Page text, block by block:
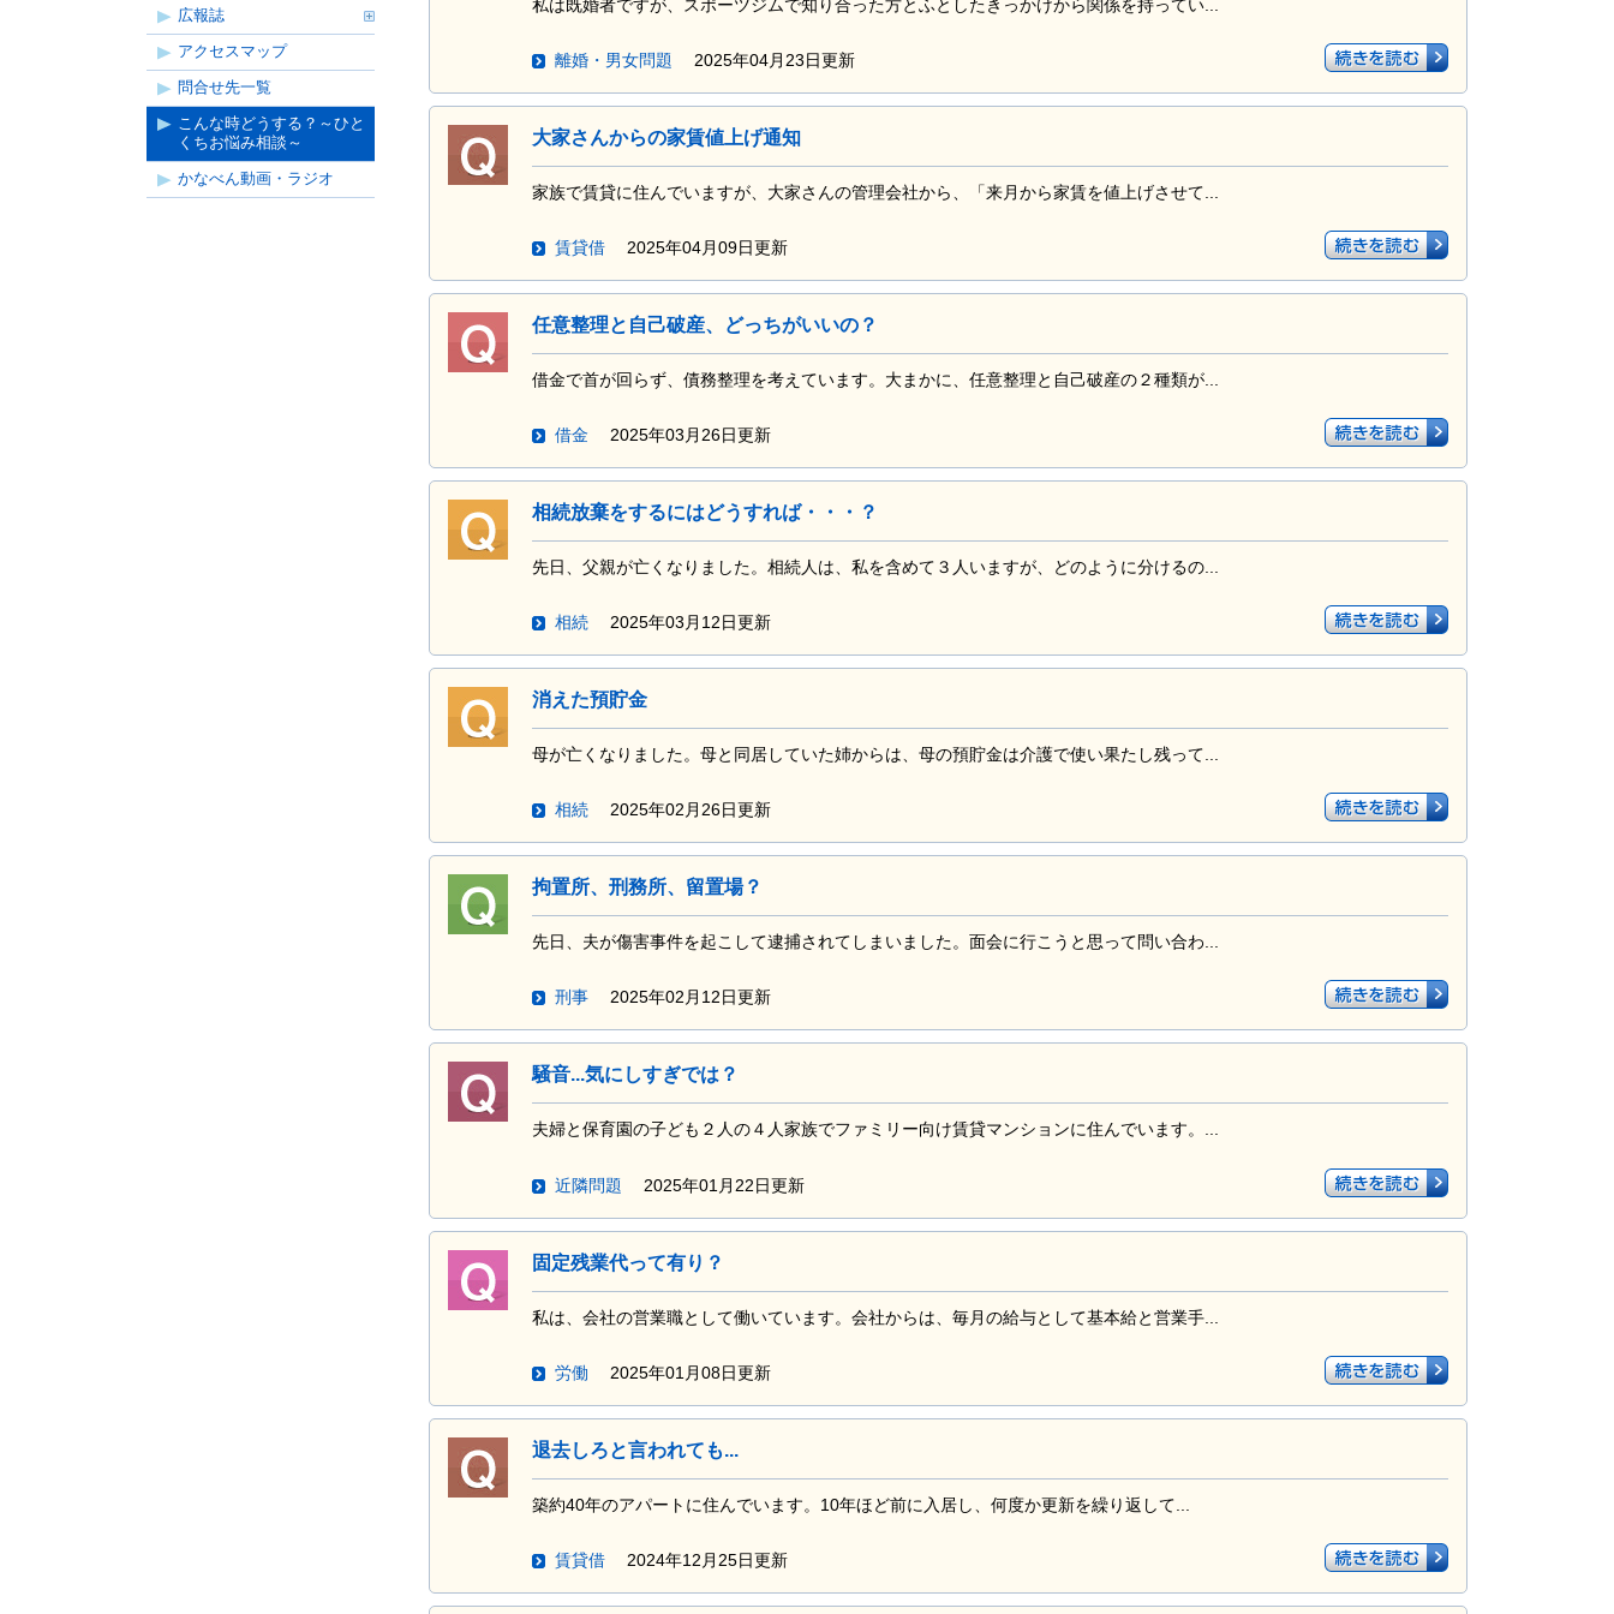
広報誌
アクセスマップ
問合せ先一覧
こんな時どうする？～ひと
くちお悩み相談～
かなべん動画・ラジオ
私は既婚者ですが、スポーツジムで知り合った方とふとしたきっかけから関係を持ってい...
離婚・男女問題 2025年04月23日更新
大家さんからの家賃値上げ通知
家族で賃貸に住んでいますが、大家さんの管理会社から、「来月から家賃を値上げさせて...
賃貸借 2025年04月09日更新
任意整理と自己破産、どっちがいいの？
借金で首が回らず、債務整理を考えています。大まかに、任意整理と自己破産の２種類が...
借金 2025年03月26日更新
相続放棄をするにはどうすれば・・・？
先日、父親が亡くなりました。相続人は、私を含めて３人いますが、どのように分けるの...
相続 2025年03月12日更新
消えた預貯金
母が亡くなりました。母と同居していた姉からは、母の預貯金は介護で使い果たし残って...
相続 2025年02月26日更新
拘置所、刑務所、留置場？
先日、夫が傷害事件を起こして逮捕されてしまいました。面会に行こうと思って問い合わ...
刑事 2025年02月12日更新
騒音...気にしすぎでは？
夫婦と保育園の子ども２人の４人家族でファミリー向け賃貸マンションに住んでいます。...
近隣問題 2025年01月22日更新
固定残業代って有り？
私は、会社の営業職として働いています。会社からは、毎月の給与として基本給と営業手...
労働 2025年01月08日更新
退去しろと言われても...
築約40年のアパートに住んでいます。10年ほど前に入居し、何度か更新を繰り返して...
賃貸借 2024年12月25日更新